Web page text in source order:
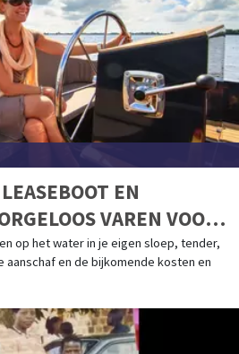
EN
VAREN VOOR
PER MAAND
op het water in je eigen sloep, tender,
en de bijkomende kosten en